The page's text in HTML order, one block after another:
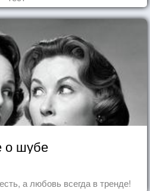
о шубе
а любовь всегда в тренде!